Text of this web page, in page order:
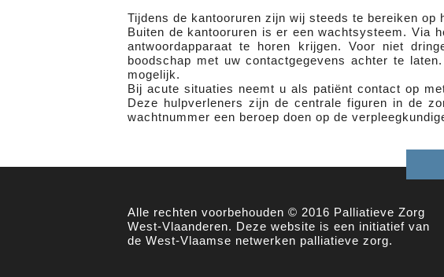
Tijdens de kantooruren zijn wij steeds te bereiken op
Buiten de kantooruren is er een wachtsysteem. Via
antwoordapparaat te horen krijgen. Voor niet
boodschap met uw contactgegevens achter te
mogelijk.
Bij acute situaties neemt u als patiënt contact op
Deze hulpverleners zijn de centrale figuren in de
wachtnummer een beroep doen op de
Alle rechten voorbehouden © 2016 Palliatieve Zorg
West-Vlaanderen. Deze website is een initiatief van
de West-Vlaamse netwerken palliatieve zorg.